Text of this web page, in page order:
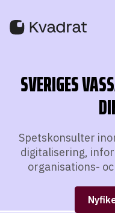
SVERIGES
Spetskonsulter
digitalisering,
organisations-